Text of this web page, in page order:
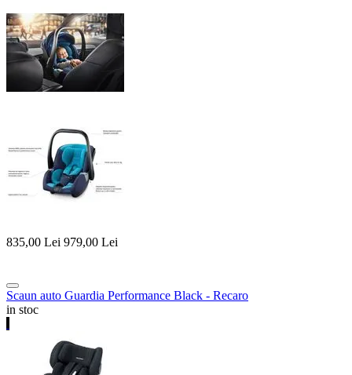
835,00 Lei 979,00 Lei
Scaun auto Guardia Performance Black - Recaro
in stoc